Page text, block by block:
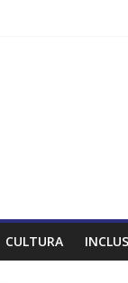
CULTURA